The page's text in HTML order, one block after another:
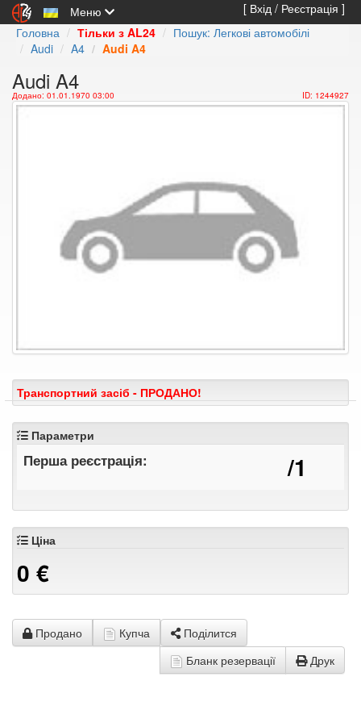
Меню
[ Вхід / Реєстрація ]
Головна
Тільки з AL24
Пошук: Легкові автомобілі
Audi
A4 Audi A4
Audi A4
Додано: 01.01.1970 03:00 ID: 1244927
Транспортний засіб - ПРОДАНО!
Параметри
Перша реєстрація: /1
Ціна
0 €
Продано Поділится
Купча
Бланк резервації
Друк